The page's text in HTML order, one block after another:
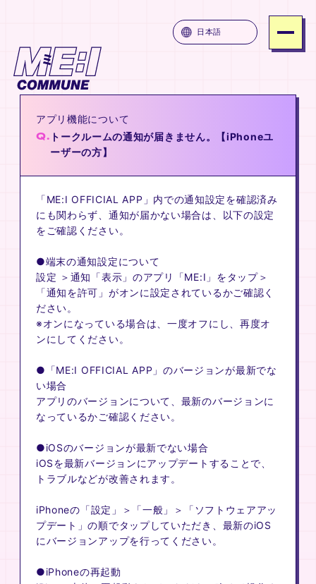
日本語
SERVICE
PRICE
ATTENTION
FAQ
JOIN
LOGIN
アプリ機能について
Q. トークルームの通知が届きません。【iPhoneユ
ーザーの方】
「ME:I OFFICIAL APP」 内での通知設定を確認済み
にも関わらず、通知が届かない場合は、以下の設定
をご確認ください。
●端末の通知設定について
設定 ＞通知「表示」のアプリ「ME:I」をタップ＞
「通知を許可」がオンに設定されているかご確認く
ださい。
※オンになっている場合は、一度オフにし、再度オ
ンにしてください。
●「ME:I OFFICIAL APP」のバージョンが最新でな
い場合
アプリのバージョンについて、最新のバージョンに
なっているかご確認ください。
●iOSのバージョンが最新でない場合
iOSを最新バージョンにアップデートすることで、
トラブルなどが改善されます。
iPhoneの「設定」＞「一般」＞「ソフトウェアアッ
プデート」の順でタップしていただき、最新のiOS
にバージョンアップを行ってください。
●iPhoneの再起動